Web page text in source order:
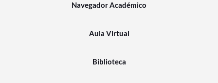
Navegador Académico
Aula Virtual
Biblioteca